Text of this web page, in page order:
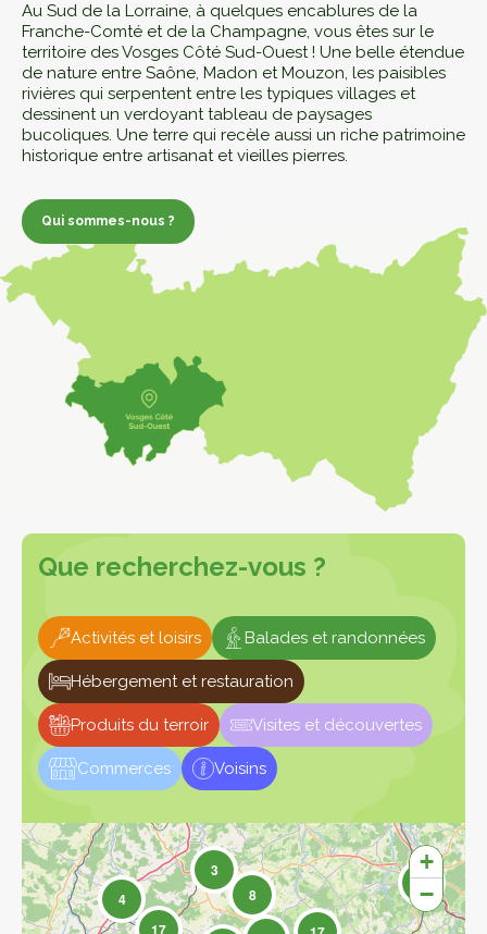
Au Sud de la Lorraine, à quelques encablures de la
Franche-Comté et de la Champagne, vous êtes sur le
territoire des Vosges Côté Sud-Ouest ! Une belle étendue
de nature entre Saône, Madon et Mouzon, les paisibles
rivières qui serpentent entre les typiques villages et
dessinent un verdoyant tableau de paysages
bucoliques. Une terre qui recèle aussi un riche patrimoine
historique entre artisanat et vieilles pierres.
Qui sommes-nous ?
Qui sommes-nous ?
Que recherchez-vous ?
Activités et loisirs Balades et randonnées
Hébergement et restauration
Produits du terroir Visites et découvertes
Commerces Voisins
8
17
4
3
4
+
−